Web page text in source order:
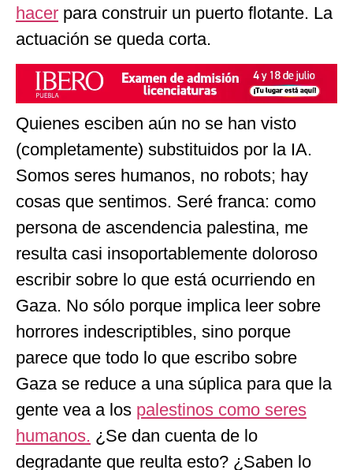
hacer para construir un puerto flotante. La
actuación se queda corta.
Quienes esciben aún no se han visto
(completamente) substituidos por la IA.
Somos seres humanos, no robots; hay
cosas que sentimos. Seré franca: como
persona de ascendencia palestina, me
resulta casi insoportablemente doloroso
escribir sobre lo que está ocurriendo en
Gaza. No sólo porque implica leer sobre
horrores indescriptibles, sino porque
parece que todo lo que escribo sobre
Gaza se reduce a una súplica para que la
gente vea a los palestinos como seres
humanos. ¿Se dan cuenta de lo
degradante que reulta esto? ¿Saben lo